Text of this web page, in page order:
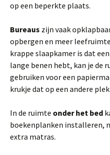
op een beperkte plaats.
Bureaus zijn vaak
opbergen en meer
krappe slaapkamer is dat
lange benen hebt, kan je de
gebruiken voor een
krukje dat op een andere
In de ruimte onder het bed
boekenplanken installeren,
extra matras.